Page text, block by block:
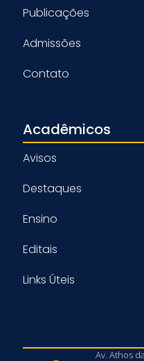
Publicações
Admissões
Contato
Acadêmicos
Avisos
Destaques
Ensino
Editais
Links Úteis
Av. Athos